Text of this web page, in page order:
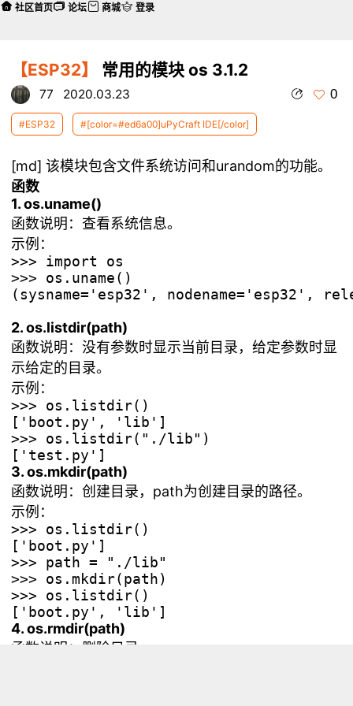
【ESP32】 常用的模块 os 3.1.2
77 2020.03.23 0
#ESP32 #[color=#ed6a00]uPyCraft IDE[/color]
[md] 该模块包含文件系统访问和urandom的功能。
函数
1. os.uname()
函数说明：查看系统信息。
示例：
>>> import os
>>> os.uname()
(sysname='esp32', nodename='esp32',
2. os.listdir(path)
函数说明：没有参数时显示当前目录，给定参数时显
示给定的目录。
示例：
>>> os.listdir()
['boot.py', 'lib']
>>> os.listdir("./lib")
3. os.mkdir(path)
函数说明：创建目录，path为创建目录的路径。
示例：
>>> os.listdir()
['boot.py']
>>> path = "./lib"
>>> os.mkdir(path)
>>> os.listdir()
4. os.rmdir(path)
函数说明：删除目录。
社区首页 论坛 商城 登录